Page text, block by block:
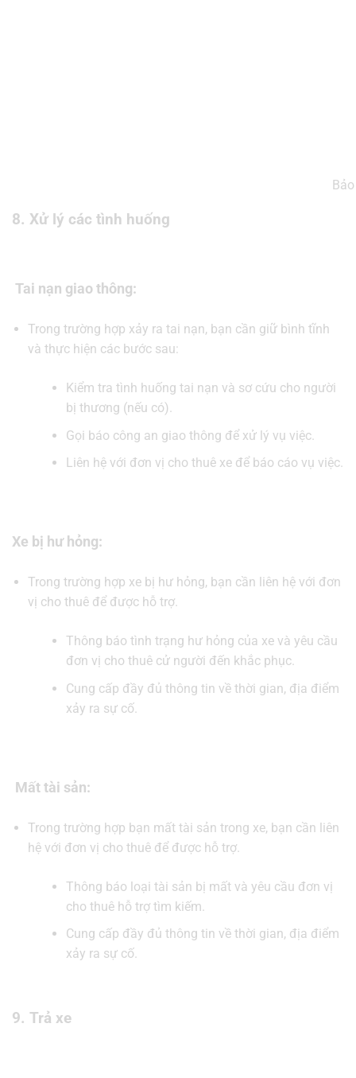
8. Xử lý các tình huống
Tai nạn giao thông:
Trong trường hợp xảy ra tai nạn, bạn cần giữ bình tĩnh
và thực hiện các bước sau:
Kiểm tra tình huống tai nạn và sơ cứu cho người
bị thương (nếu có).
Gọi báo công an giao thông để xử lý vụ việc.
Liên hệ với đơn vị cho thuê xe để báo cáo vụ việc.
Xe bị hư hỏng:
Trong trường hợp xe bị hư hỏng, bạn cần liên hệ với đơn
vị cho thuê để được hỗ trợ.
Thông báo tình trạng hư hỏng của xe và yêu cầu
đơn vị cho thuê cử người đến khắc phục.
Cung cấp đầy đủ thông tin về thời gian, địa điểm
xảy ra sự cố.
Mất tài sản:
Trong trường hợp bạn mất tài sản trong xe, bạn cần liên
hệ với đơn vị cho thuê để được hỗ trợ.
Thông báo loại tài sản bị mất và yêu cầu đơn vị
cho thuê hỗ trợ tìm kiếm.
Cung cấp đầy đủ thông tin về thời gian, địa điểm
xảy ra sự cố.
9. Trả xe